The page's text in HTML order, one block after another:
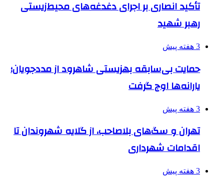
تأکید انصاری بر اجرای دغدغه‌های محیط‌زیستی
رهبر شهید
3 هفته پیش
حمایت بی‌سابقه بهزیستی شاهرود از مددجویان؛
یارانه‌ها اوج گرفت
3 هفته پیش
تهران و سگ‌های بلاصاحب، از گلایه شهروندان تا
اقدامات شهرداری
3 هفته پیش